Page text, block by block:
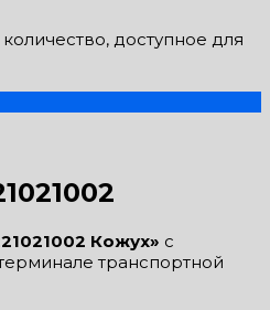
доступное для
Кожух» с
транспортной